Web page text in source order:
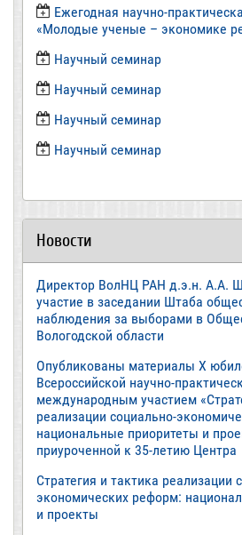
Ежегодная научно-
«Молодые ученые – экономике
​Научный семинар
​Научный семинар
Научный семинар
​Научный семинар
Новости
Директор ВолНЦ РАН д.э.н. А.А.
участие в заседании Штаба
наблюдения за выборами в
Вологодской области
Опубликованы материалы X
Всероссийской научно-
международным участием
реализации социально-
национальные приоритеты и
приуроченной к 35-летию Центра
Стратегия и тактика реализации
экономических реформ:
и проекты